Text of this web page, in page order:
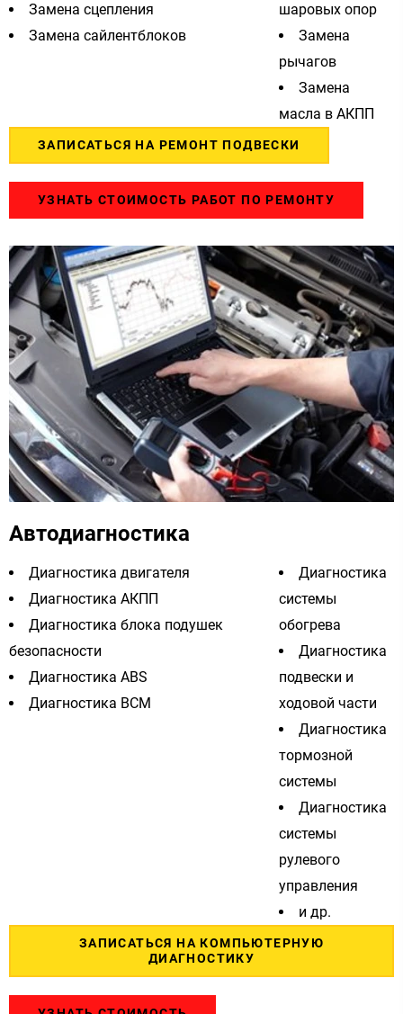
Замена сцепления
Замена сайлентблоков
шаровых опор
Замена
рычагов
Замена
масла в АКПП
ЗАПИСАТЬСЯ НА РЕМОНТ ПОДВЕСКИ
УЗНАТЬ СТОИМОСТЬ РАБОТ ПО РЕМОНТУ
Автодиагностика
Диагностика двигателя
Диагностика АКПП
Диагностика блока подушек
безопасности
Диагностика ABS
Диагностика BCM
Диагностика
системы
обогрева
Диагностика
подвески и
ходовой части
Диагностика
тормозной
системы
Диагностика
системы
рулевого
управления
и др.
ЗАПИСАТЬСЯ НА КОМПЬЮТЕРНУЮ
ДИАГНОСТИКУ